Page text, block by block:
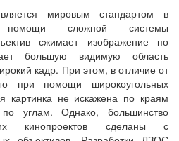
мировым стандартом в
помощи сложной системы
сжимает изображение по
большую видимую область
кадр. При этом, в отличие от
при помощи широкоугольных
картинка не искажена по краям
углам. Однако, большинство
кинопроектов сделаны с